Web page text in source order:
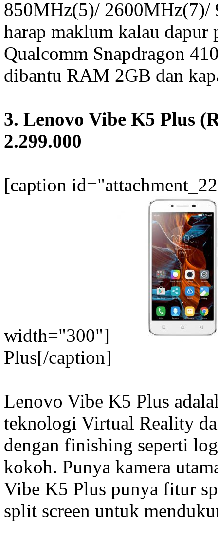
850MHz(5)/ 2600MHz(7)/
harap maklum kalau dapur
Qualcomm Snapdragon
dibantu RAM 2GB dan
3. Lenovo Vibe K5 Plus
2.299.000
[caption
width="300"]
Plus[/caption]
Lenovo Vibe K5 Plus
teknologi Virtual Reality
dengan finishing seperti
kokoh. Punya kamera
Vibe K5 Plus punya fitur
split screen untuk